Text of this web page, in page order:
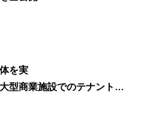
を実
でのテナント解